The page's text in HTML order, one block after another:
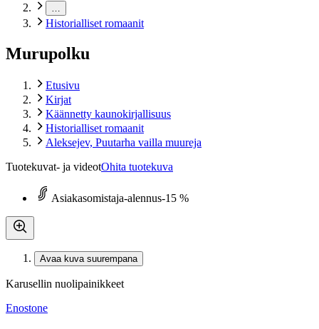
Historialliset romaanit
Murupolku
Etusivu
Kirjat
Käännetty kaunokirjallisuus
Historialliset romaanit
Aleksejev, Puutarha vailla muureja
Tuotekuvat- ja videotOhita tuotekuva
Asiakasomistaja-alennus-15 %
Avaa kuva suurempana
Karusellin nuolipainikkeet
Enostone